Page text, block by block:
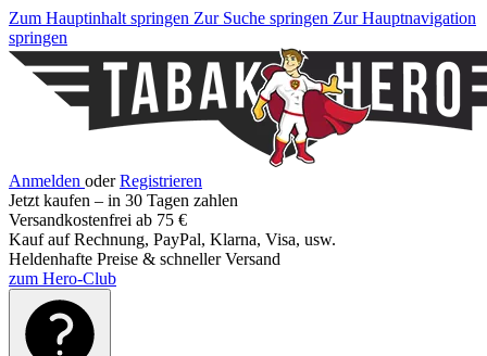
Zum Hauptinhalt springen Zur Suche springen Zur Hauptnavigation
springen
Anmelden oder Registrieren
Jetzt kaufen – in 30 Tagen zahlen
Versandkostenfrei ab 75 €
Kauf auf Rechnung, PayPal, Klarna, Visa, usw.
Heldenhafte Preise & schneller Versand
zum Hero-Club